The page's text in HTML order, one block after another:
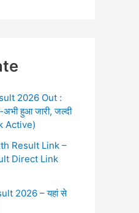
2026 Out :
अभी हुआ जारी, जल्दी
Active)
Result Link –
Direct Link
2026 – यहां से